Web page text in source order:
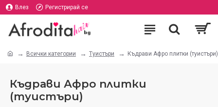
Влез Регистрирай се
Всички категории Туистъри Къдрави Афро плитки (туистъри)
Къдрави Афро плитки
(туистъри)